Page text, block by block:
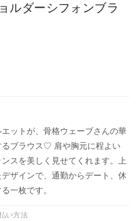
ルダーシフォンブラ
ットが、骨格ウェーブさんの華
ブラウス♡ 肩や胸元に程よい
スを美しく見せてくれます。上
ザインで、通勤からデート、休
一枚です。
い方法